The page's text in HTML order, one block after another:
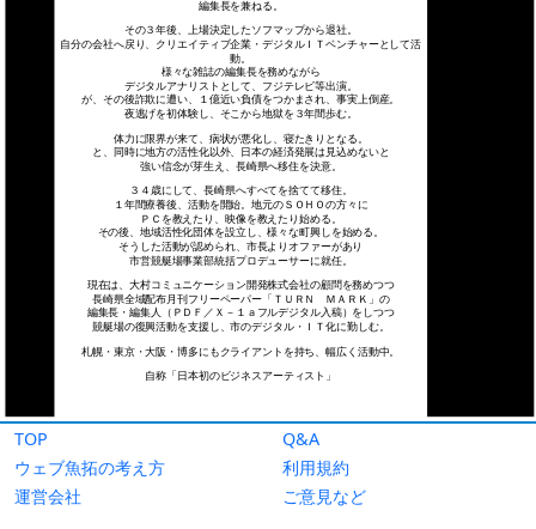
TOP
Q&A
ウェブ魚拓の考え方
利用規約
運営会社
ご意見など